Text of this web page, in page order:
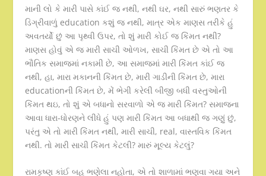
માની લો કે મારી પાસે કાંઈ જ નથી, નથી ઘર, નથી સારું ભણતર કે
ડિગ્રીવાળું education કશું જ નથી, માત્ર એક માણસ તરીકે હું
અવતર્યો છું આ પૃથ્વી ઉપર, તો શું મારી કોઈ જ કિંમત નથી?
માણસ હોવું એ જ મારી સાચી ઓળખ, સાચી કિંમત છે એ તો આ
ભૌતિક સમાજમાં નકામી છે, આ સમાજમાં મારી કિંમત કાંઈ જ
નથી, હા, મારા મકાનની કિંમત છે, મારી ગાડીની કિંમત છે, મારા
educationની કિંમત છે, મેં ભેગી કરેલી બીજી બધી વસ્તુઓની
કિંમત થઇ, તો શું એ બધાનો સરવાળો એ જ મારી કિંમત? સમાજના
આવા ધારા-ધોરણને લીધે હું પણ મારી કિંમત આ બધાથી જ ગણું છું,
પરંતુ એ તો મારી કિંમત નથી, મારી સાચી, real, વાસ્તવિક કિંમત
નથી. તો મારી સાચી કિંમત કેટલી? મારું મૂલ્ય કેટલું?
રામકૃષ્ણ કાંઈ બહુ ભણેલા નહોતા, એ તો શાળામાં ભણવા ગયા અને